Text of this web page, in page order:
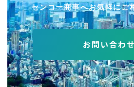
センコー商事へお気軽にご
お問い合わせ